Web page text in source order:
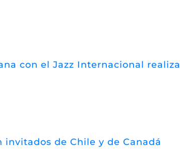
con el Jazz Internacional realiza
de Chile y de Canadá